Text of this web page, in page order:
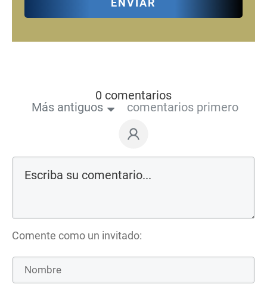
0 comentarios
Más antiguos
comentarios primero
Comente como un invitado: